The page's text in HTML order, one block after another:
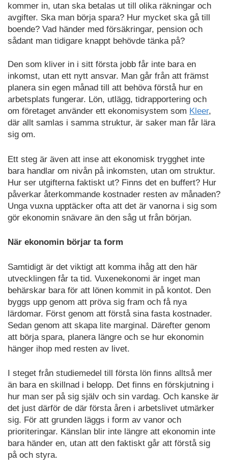
kommer in, utan ska betalas ut till olika räkningar och
avgifter. Ska man börja spara? Hur mycket ska gå till
boende? Vad händer med försäkringar, pension och
sådant man tidigare knappt behövde tänka på?
Den som kliver in i sitt första jobb får inte bara en
inkomst, utan ett nytt ansvar. Man går från att främst
planera sin egen månad till att behöva förstå hur en
arbetsplats fungerar. Lön, utlägg, tidrapportering och
om företaget använder ett ekonomisystem som Kleer,
där allt samlas i samma struktur, är saker man får lära
sig om.
Ett steg är även att inse att ekonomisk trygghet inte
bara handlar om nivån på inkomsten, utan om struktur.
Hur ser utgifterna faktiskt ut? Finns det en buffert? Hur
påverkar återkommande kostnader resten av månaden?
Unga vuxna upptäcker ofta att det är vanorna i sig som
gör ekonomin snävare än den såg ut från början.
När ekonomin börjar ta form
Samtidigt är det viktigt att komma ihåg att den här
utvecklingen får ta tid. Vuxenekonomi är inget man
behärskar bara för att lönen kommit in på kontot. Den
byggs upp genom att pröva sig fram och få nya
lärdomar. Först genom att förstå sina fasta kostnader.
Sedan genom att skapa lite marginal. Därefter genom
att börja spara, planera längre och se hur ekonomin
hänger ihop med resten av livet.
I steget från studiemedel till första lön finns alltså mer
än bara en skillnad i belopp. Det finns en förskjutning i
hur man ser på sig själv och sin vardag. Och kanske är
det just därför de där första åren i arbetslivet utmärker
sig. För att grunden läggs i form av vanor och
prioriteringar. Känslan blir inte längre att ekonomin inte
bara händer en, utan att den faktiskt går att förstå sig
på och styra.